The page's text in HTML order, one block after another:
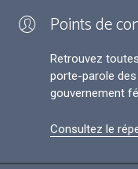
Points de
Retrouvez
porte-parole
gouvernement
Consultez le